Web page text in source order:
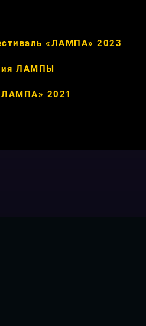
«ЛАМПА» 2023
ЛАМПЫ
2021